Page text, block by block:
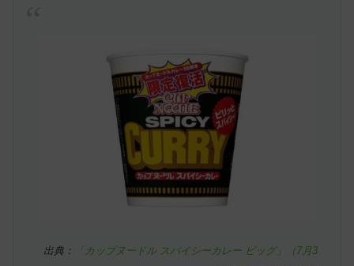
出典：
「カップヌードル スパイシーカレー ビッグ」（7月3